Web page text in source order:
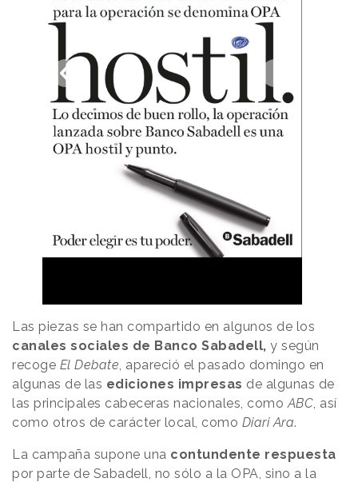
Las piezas se han compartido en algunos de los
canales sociales de Banco Sabadell, y según
recoge El Debate, apareció el pasado domingo en
algunas de las ediciones impresas de algunas de
las principales cabeceras nacionales, comoABC, así
como otros de carácter local, como Diari Ara.
La campaña supone una contundente respuesta
por parte de Sabadell, no sólo a la OPA, sino a la